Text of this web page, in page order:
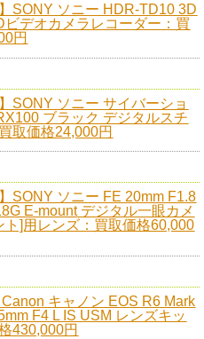
】SONY ソニー HDR-TD10 3D
ビデオカメラレコーダー：買
円
SONY ソニー サイバーショ
ブラック デジタルスチ
取価格24,000円
SONY ソニー FE 20mm F1.8
E-mount デジタル一眼カメ
ト]用レンズ：買取価格60,000
キャノン EOS R6 Mark
F4 L IS USM レンズキッ
430,000円